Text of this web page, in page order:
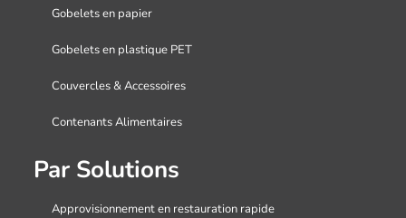
Gobelets en papier
Gobelets en plastique PET
Couvercles & Accessoires
Contenants Alimentaires
Par Solutions
Approvisionnement en restauration rapide